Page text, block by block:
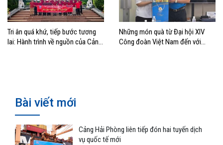
Tri ân quá khứ, tiếp bước tương
lai: Hành trình về nguồn của Cảng
Những món quà từ Đại hội XIV
Công đoàn Việt Nam đến với
Bài viết mới
Cảng Hải Phòng liên tiếp đón hai tuyến dịch
vụ quốc tế mới